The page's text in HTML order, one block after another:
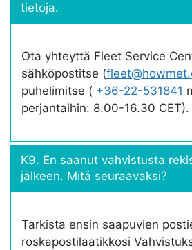
tietoja.
Ota yhteyttä Fleet Service
sähköpostitse (
puhelimitse ( +36-22-531841
perjantaihin: 8.00-16.30 CET).
K9. En saanut vahvistusta
jälkeen. Mitä seuraavaksi?
Tarkista ensin saapuvien
roskapostilaatikkosi